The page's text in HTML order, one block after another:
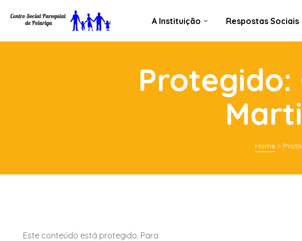
A Instituição Respostas Sociais
Protegido:
Home>
Este conteúdo está protegido. Para